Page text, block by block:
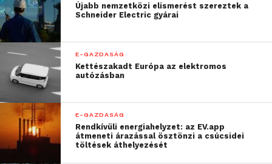
Újabb nemzetközi elismerést szereztek a
Schneider Electric gyárai
E-GAZDASÁG
Kettészakadt Európa az elektromos
autózásban
E-GAZDASÁG
Rendkívüli energiahelyzet: az EV.app
átmeneti árazással ösztönzi a csúcsidei
töltések áthelyezését